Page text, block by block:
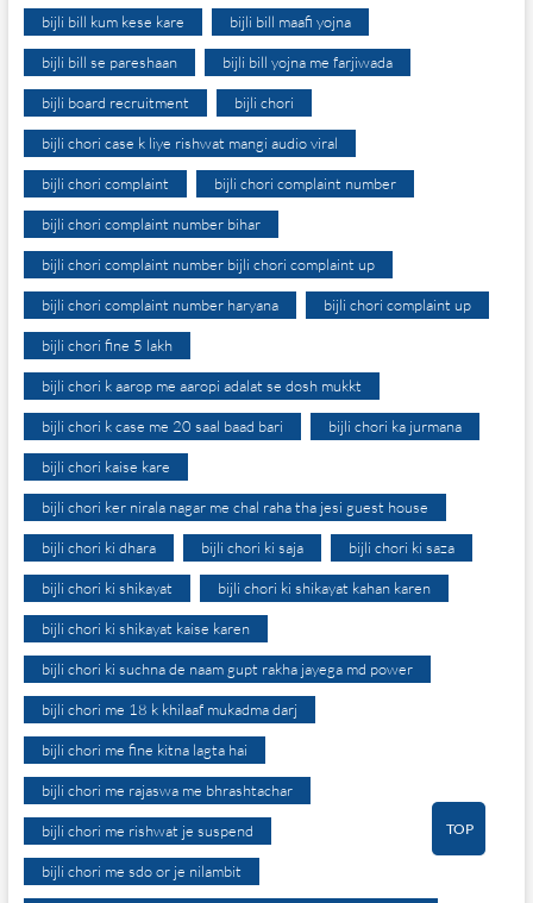
bijli bill kum kese kare bijli bill maafi yojna
bijli bill se pareshaan bijli bill yojna me farjiwada
bijli board recruitment bijli chori
bijli chori case k liye rishwat mangi audio viral
bijli chori complaint bijli chori complaint number
bijli chori complaint number bihar
bijli chori complaint number bijli chori complaint up
bijli chori complaint number haryana bijli chori complaint up
bijli chori fine 5 lakh
bijli chori k aarop me aaropi adalat se dosh mukkt
bijli chori k case me 20 saal baad bari bijli chori ka jurmana
bijli chori kaise kare
bijli chori ker nirala nagar me chal raha tha jesi guest house
bijli chori ki dhara bijli chori ki saja bijli chori ki saza
bijli chori ki shikayat bijli chori ki shikayat kahan karen
bijli chori ki shikayat kaise karen
bijli chori ki suchna de naam gupt rakha jayega md power
bijli chori me 18 k khilaaf mukadma darj
bijli chori me fine kitna lagta hai
bijli chori me rajaswa me bhrashtachar
bijli chori me rishwat je suspend
bijli chori me sdo or je nilambit
TOP